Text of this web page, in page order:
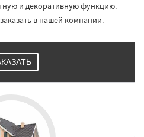
и декоративную функцию.
в нашей компании.